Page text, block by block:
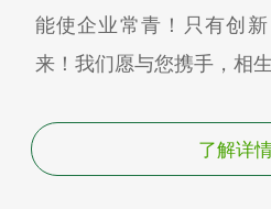
能使企业常青！只有创
来！我们愿与您携手，相
了解详